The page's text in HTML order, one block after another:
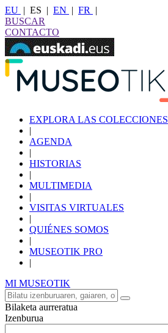
EU | ES | EN | FR
|
BUSCAR
CONTACTO
EXPLORA LAS COLECCIONES
|
AGENDA
|
HISTORIAS
|
MULTIMEDIA
|
VISITAS VIRTUALES
|
QUIÉNES SOMOS
|
MUSEOTIK PRO
|
MI MUSEOTIK
Bilaketa aurreratua
Izenburua